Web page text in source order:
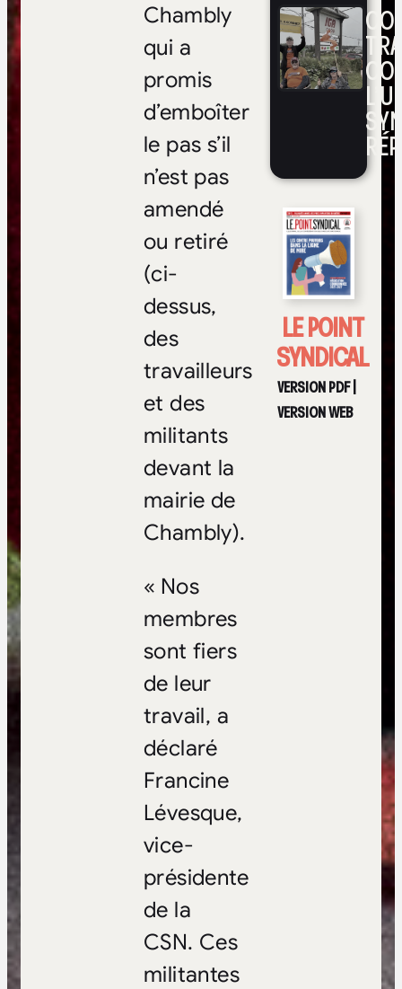
LE POINT
SYNDICAL
VERSION PDF|
VERSION WEB
Chambly
qui a
promis
d’emboîter
le pas s’il
n’est pas
amendé
ou retiré
(ci-
dessus,
des
travailleurs
et des
militants
devant la
mairie de
Chambly).
« Nos
membres
sont fiers
de leur
travail, a
déclaré
Francine
Lévesque,
vice-
présidente
de la
CSN. Ces
militantes